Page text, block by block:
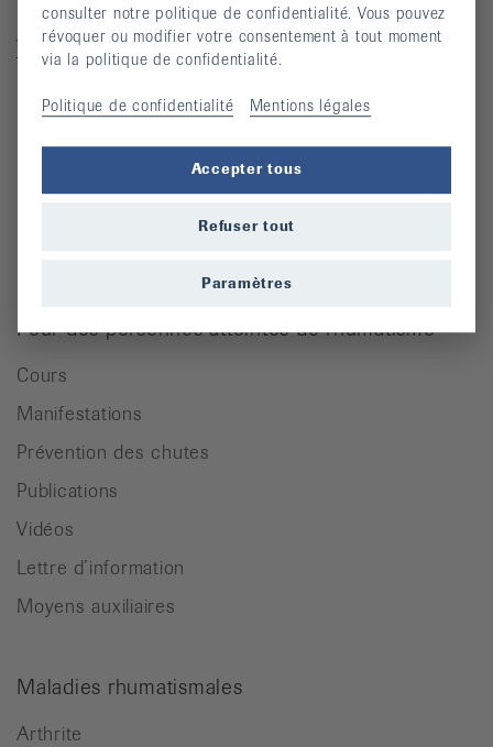
Ligue suisse contre le rhumatisme
Josefstrasse 92, 8005 Zürich
Téléphone: 044 487 40 00
Coordonnées bancaires
Commande Téléphone: 044 487 40 10
Pour des personnes atteintes de rhumatisme
Cours
Manifestations
Prévention des chutes
Publications
Vidéos
Lettre d’information
Moyens auxiliaires
Maladies rhumatismales
Arthrite
consulter notre politique de confidentialité. Vous pouvez
révoquer ou modifier votre consentement à tout moment
via la politique de confidentialité.
Politique de confidentialité Mentions légales
Accepter tous
Refuser tout
Paramètres